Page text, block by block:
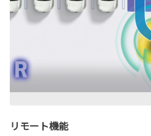
リモート機能